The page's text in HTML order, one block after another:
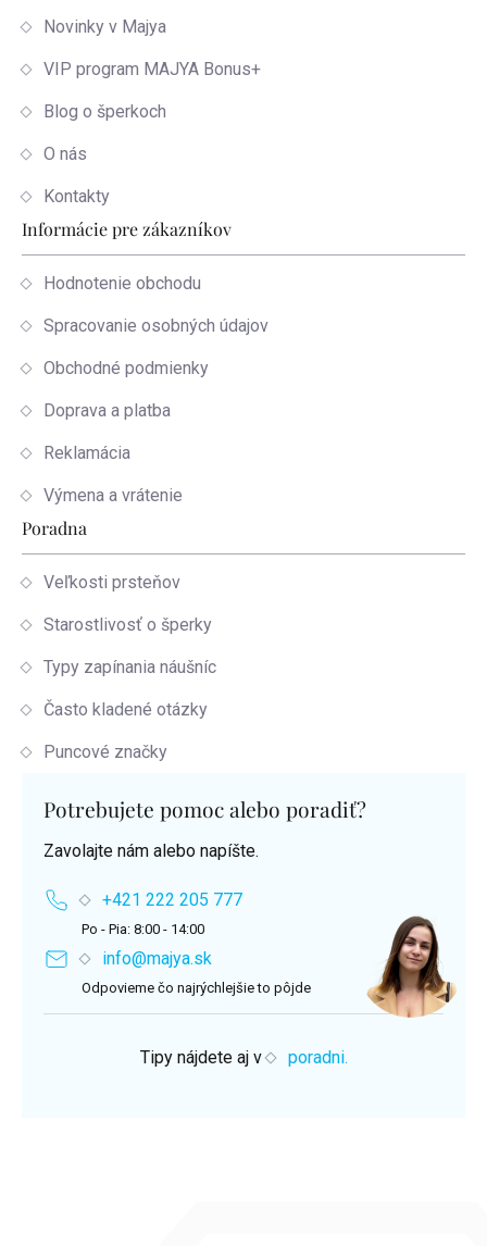
Novinky v Majya
VIP program MAJYA Bonus+
Blog o šperkoch
O nás
Kontakty
Informácie pre zákazníkov
Hodnotenie obchodu
Spracovanie osobných údajov
Obchodné podmienky
Doprava a platba
Reklamácia
Výmena a vrátenie
Poradna
Veľkosti prsteňov
Starostlivosť o šperky
Typy zapínania náušníc
Často kladené otázky
Puncové značky
Potrebujete pomoc alebo poradiť?
Zavolajte nám alebo napíšte.
+421 222 205 777
Po - Pia: 8:00 - 14:00
info@majya.sk
Odpovieme čo najrýchlejšie to pôjde
Tipy nájdete aj v poradni.